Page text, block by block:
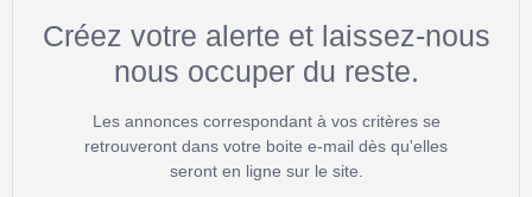
Créez votre alerte et laissez-nous
nous occuper du reste.
Les annonces correspondant à vos critères se
retrouveront dans votre boite e-mail dès qu'elles
seront en ligne sur le site.